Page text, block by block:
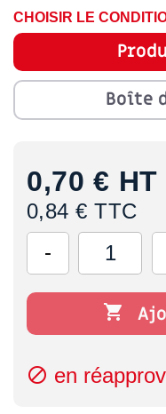
CHOISIR LE
Boîte
0,70 € HT
0,84 € TTC

 en